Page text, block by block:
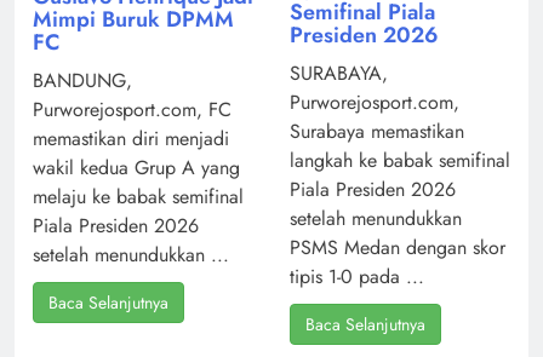
Mimpi Buruk DPMM
FC
BANDUNG,
Purworejosport.com, FC
memastikan diri menjadi
wakil kedua Grup A yang
melaju ke babak semifinal
Piala Presiden 2026
setelah menundukkan ...
Baca Selanjutnya
Semifinal Piala
Presiden 2026
SURABAYA,
Purworejosport.com,
Surabaya memastikan
langkah ke babak semifinal
Piala Presiden 2026
setelah menundukkan
PSMS Medan dengan skor
tipis 1-0 pada ...
Baca Selanjutnya